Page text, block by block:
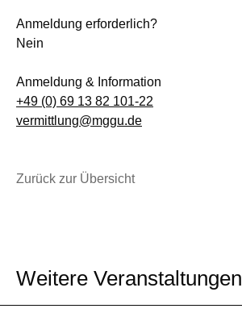
Anmeldung erforderlich?
Nein
Anmeldung & Information
+49 (0) 69 13 82 101-22
vermittlung@mggu.de
Zurück zur Übersicht
Weitere Veranstaltungen